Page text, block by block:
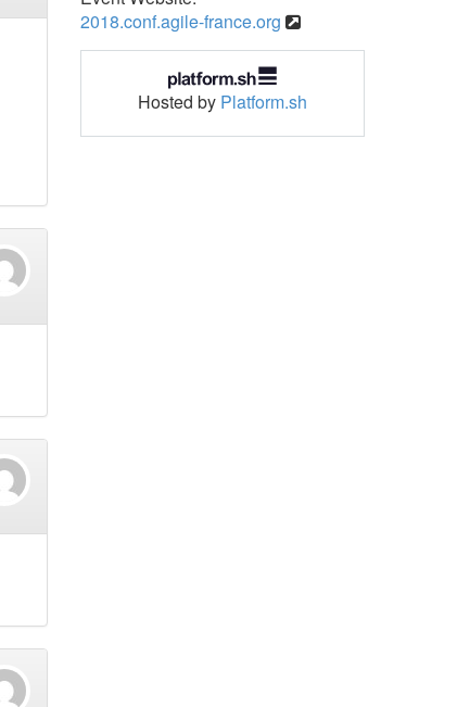
2018.conf.agile-france.org
Hosted by Platform.sh